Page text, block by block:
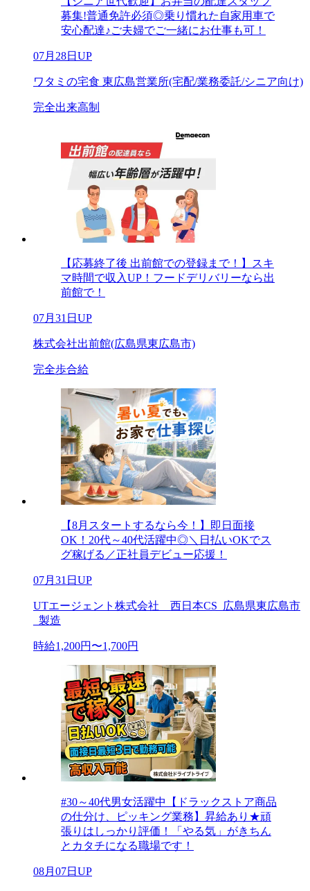
募集!普通免許必須◎乗り慣れた自家用車で
安心配達♪ご夫婦でご一緒にお仕事も可！
07月28日UP
ワタミの宅食 東広島営業所(宅配/業務委託/シニア向け)
完全出来高制
【応募終了後 出前館での登録まで！】スキ
マ時間で収入UP！フードデリバリーなら出
前館で！
07月31日UP
株式会社出前館(広島県東広島市)
完全歩合給
【8月スタートするなら今！】即日面接
OK！20代～40代活躍中◎＼日払いOKでス
グ稼げる／正社員デビュー応援！
07月31日UP
UTエージェント株式会社 西日本CS_広島県東広島市
_製造
時給1,200円〜1,700円
#30～40代男女活躍中【ドラックストア商品
の仕分け、ピッキング業務】昇給あり★頑
張りはしっかり評価！「やる気」がきちん
とカタチになる職場です！
08月07日UP